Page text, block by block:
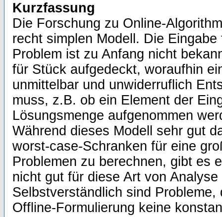
Kurzfassung
Die Forschung zu Online-
recht simplen Modell. Die
Problem ist zu Anfang nicht
für Stück aufgedeckt, woraufhin
unmittelbar und unwiderruflich
muss, z.B. ob ein Element der
Lösungsmenge aufgenommen
Während dieses Modell sehr gut
worst-case-Schranken für eine
Problemen zu berechnen, gibt es
nicht gut für diese Art von Analyse
Selbstverständlich sind Probleme,
Offline-Formulierung keine